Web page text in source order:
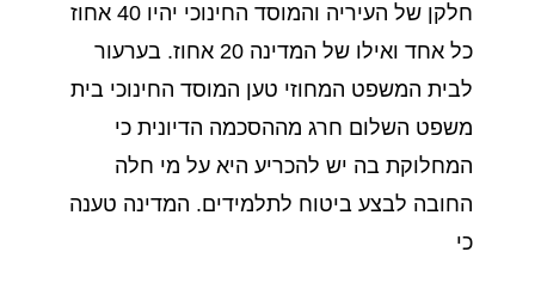
חלקן של העיריה והמוסד החינוכי יהיו 40 אחוז
כל אחד ואילו של המדינה 20 אחוז. בערעור
לבית המשפט המחוזי טען המוסד החינוכי בית
משפט השלום חרג מההסכמה הדיונית כי
המחלוקת בה יש להכריע היא על מי חלה
החובה לבצע ביטוח לתלמידים. המדינה טענה
כי